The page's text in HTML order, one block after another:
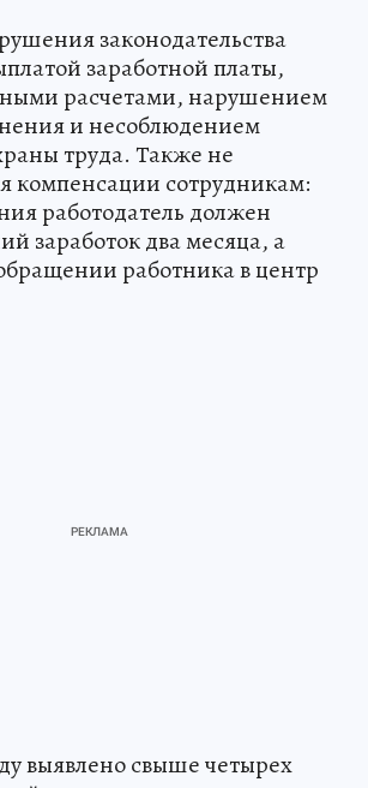
законодательства
заработной платы,
расчетами, нарушением
и несоблюдением
труда. Также не
компенсации сотрудникам:
работодатель должен
заработок два месяца, а
работника в центр
выявлено свыше четырех